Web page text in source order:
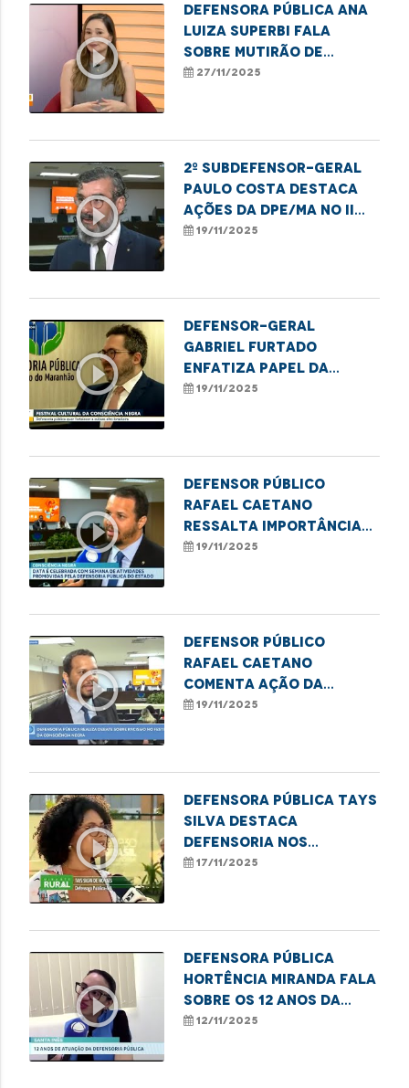
play_circle_outline
Defensora pública Ana
Luiza Superbi fala
sobre mutirão de
atendimentos para
27/11/2025
play_circle_outline
2º subdefensor-geral
Paulo Costa destaca
ações da DPE/MA no II
Festival da Consciência
19/11/2025
play_circle_outline
Defensor-geral
Gabriel Furtado
enfatiza papel da
DPE/MA no II Festival da
19/11/2025
play_circle_outline
Defensor público
Rafael Caetano
ressalta importância
do II Festival Cultural
19/11/2025
play_circle_outline
Defensor público
Rafael Caetano
comenta ação da
DPE/MA no II Festival da
19/11/2025
play_circle_outline
Defensora pública Tays
Silva destaca
Defensoria nos
Babaçuais durante a
17/11/2025
play_circle_outline
Defensora Pública
Hortência Miranda fala
sobre os 12 anos da
DPE/MA em Santa Inês
12/11/2025